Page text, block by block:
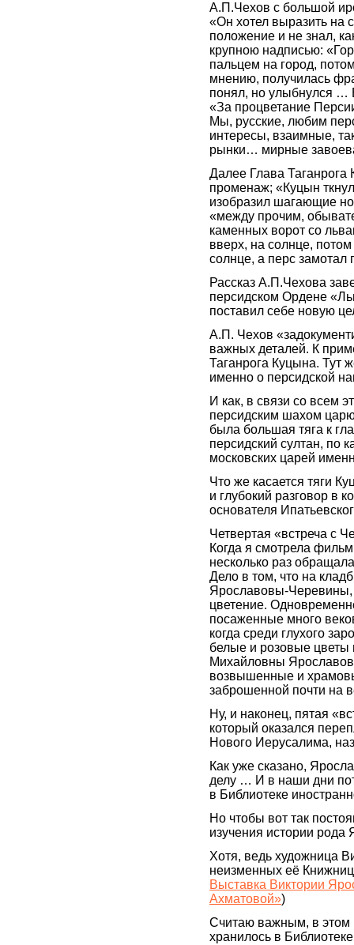
А.П.Чехов с большой
«Он хотел выразить на
положение и не знал,
крупною надписью:
пальцем на город,
мнению, получилась
понял, но улыбнулся …
«За процветание
Мы, русские, любим
интересы, взаимные,
рынки… мирные
Далее Глава Таганрога
променаж; «Куцын
изобразил шагающие
«между прочим,
каменных ворот со
вверх, на солнце,
солнце, а перс замотал
Рассказ А.П.Чехова
персидском Ордене
поставил себе новую
А.П. Чехов
важных деталей. К
Таганрога Куцына. Тут
именно о персидской
И как, в связи со всем
персидским шахом
была большая тяга к
персидский султан, по
московских царей
Что же касается тяги
и глубокий разговор в
основателя
Четвертая «встреча с
Когда я смотрела
несколько раз
Дело в том, что на
Ярославовы-Черевины,
цветение.
посаженные много
когда среди глухого
белые и розовые
Михайловны
возвышенные и
заброшенной почти на
Ну, и наконец, пятая
который оказался
Нового Иерусалима,
Как уже сказано,
делу … И в наши дни
в Библиотеке
Но чтобы вот так
изучения истории рода
Хотя, ведь художница
неизменных её
Выставка Виктории
Ахматовой»)
Считаю важным, в этом
хранилось в